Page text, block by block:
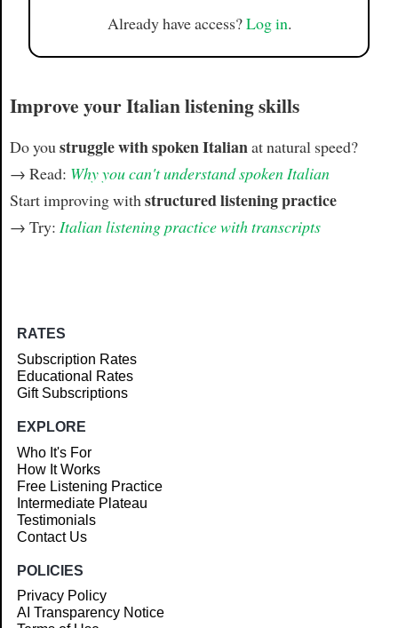
Already have access?Log in.
Improve your Italian listening skills
Do you struggle with spoken Italianat natural speed?
→ Read: Why you can't understand spoken Italian
Start improving with structured listening practice
→ Try: Italian listening practice with transcripts
RATES
Subscription Rates
Educational Rates
Gift Subscriptions
EXPLORE
Who It's For
How It Works
Free Listening Practice
Intermediate Plateau
Testimonials
Contact Us
POLICIES
Privacy Policy
AI Transparency Notice